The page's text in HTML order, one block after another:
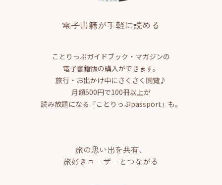
電子書籍が手軽に読める
ことりっぷガイドブック・マガジンの
電子書籍版の購入ができます。
旅行・お出かけ中にさくさく閲覧♪
月額500円で100冊以上が
読み放題になる「ことりっぷpassport」も。
旅の思い出を共有、
旅好きユーザーとつながる